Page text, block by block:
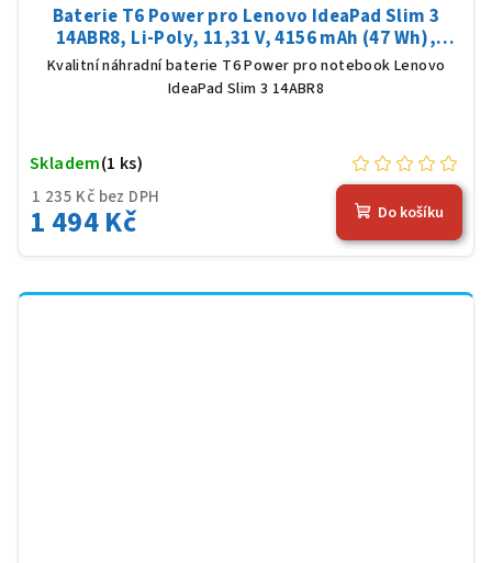
Baterie T6 Power pro Lenovo IdeaPad Slim 3
14ABR8, Li-Poly, 11,31 V, 4156 mAh (47 Wh),
černá
Kvalitní náhradní baterie T6 Power pro notebook Lenovo
IdeaPad Slim 3 14ABR8
1 235 Kč bez DPH
1 494 Kč
Skladem(1 ks)
Do košíku